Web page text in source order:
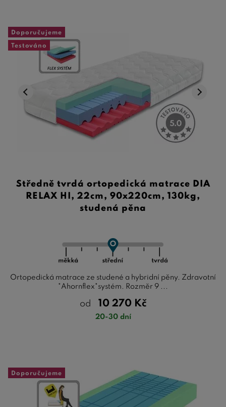
Doporučujeme
Testováno
Středně tvrdá ortopedická matrace DIA
RELAX HI, 22cm, 90x220cm, 130kg,
studená pěna
Ortopedická matrace ze studené a hybridní pěny. Zdravotní
"Ahornflex"systém. Rozměr 9 ...
od 10 270 Kč
20-30 dní
Doporučujeme